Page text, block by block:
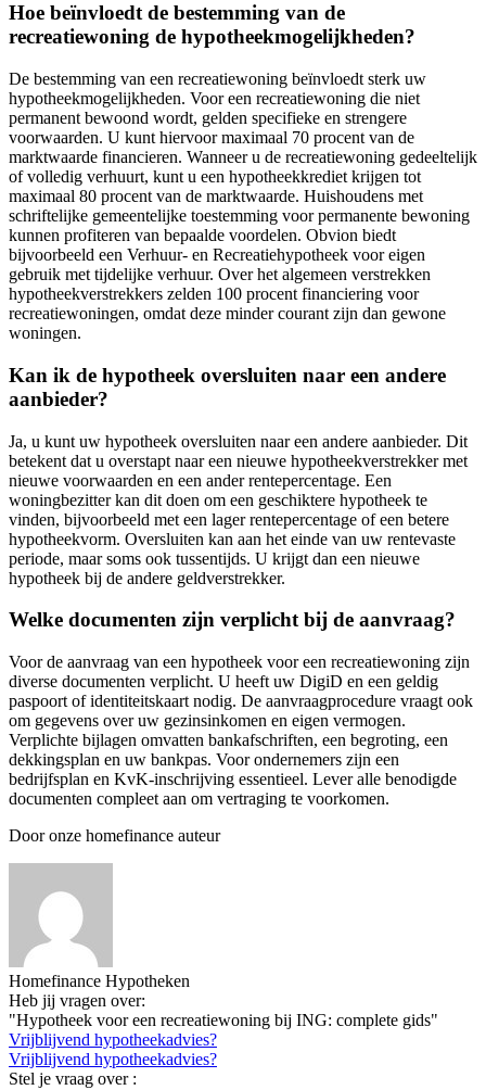
Hoe beïnvloedt de bestemming van de
recreatiewoning de hypotheekmogelijkheden?
De bestemming van een recreatiewoning beïnvloedt sterk uw
hypotheekmogelijkheden. Voor een recreatiewoning die niet
permanent bewoond wordt, gelden specifieke en strengere
voorwaarden. U kunt hiervoor maximaal 70 procent van de
marktwaarde financieren. Wanneer u de recreatiewoning gedeeltelijk
of volledig verhuurt, kunt u een hypotheekkrediet krijgen tot
maximaal 80 procent van de marktwaarde. Huishoudens met
schriftelijke gemeentelijke toestemming voor permanente bewoning
kunnen profiteren van bepaalde voordelen. Obvion biedt
bijvoorbeeld een Verhuur- en Recreatiehypotheek voor eigen
gebruik met tijdelijke verhuur. Over het algemeen verstrekken
hypotheekverstrekkers zelden 100 procent financiering voor
recreatiewoningen, omdat deze minder courant zijn dan gewone
woningen.
Kan ik de hypotheek oversluiten naar een andere
aanbieder?
Ja, u kunt uw hypotheek oversluiten naar een andere aanbieder. Dit
betekent dat u overstapt naar een nieuwe hypotheekverstrekker met
nieuwe voorwaarden en een ander rentepercentage. Een
woningbezitter kan dit doen om een geschiktere hypotheek te
vinden, bijvoorbeeld met een lager rentepercentage of een betere
hypotheekvorm. Oversluiten kan aan het einde van uw rentevaste
periode, maar soms ook tussentijds. U krijgt dan een nieuwe
hypotheek bij de andere geldverstrekker.
Welke documenten zijn verplicht bij de aanvraag?
Voor de aanvraag van een hypotheek voor een recreatiewoning zijn
diverse documenten verplicht. U heeft uw DigiD en een geldig
paspoort of identiteitskaart nodig. De aanvraagprocedure vraagt ook
om gegevens over uw gezinsinkomen en eigen vermogen.
Verplichte bijlagen omvatten bankafschriften, een begroting, een
dekkingsplan en uw bankpas. Voor ondernemers zijn een
bedrijfsplan en KvK-inschrijving essentieel. Lever alle benodigde
documenten compleet aan om vertraging te voorkomen.
Door onze homefinance auteur
Homefinance Hypotheken
Heb jij vragen over:
"Hypotheek voor een recreatiewoning bij ING: complete gids"
Vrijblijvend hypotheekadvies?
Vrijblijvend hypotheekadvies?
Stel je vraag over :